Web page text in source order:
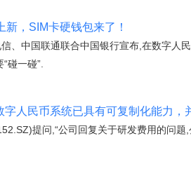
，SIM卡硬钱包来了！
、中国联通联合中国银行宣布,在数字人
碰一碰”.
人民币系统已具有可复制化能力
提问,“公司回复关于研发费用的问